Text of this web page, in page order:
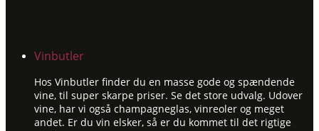
Vinbutler
Hos Vinbutler finder du en masse gode og spændende
vine, til super skarpe priser. Se det store udvalg. Udover
vine, har vi også champagneglas, vinreoler og meget
andet. Er du vin elsker, så er du kommet til det rigtige